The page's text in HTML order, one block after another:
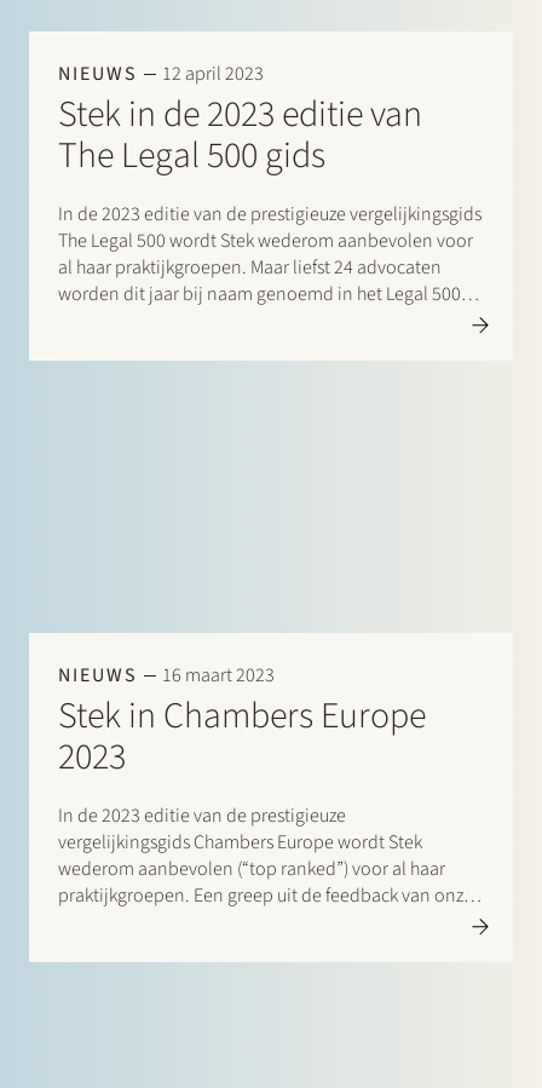
NIEUWS 12 april 2023
Stek in de 2023 editie van
The Legal 500 gids
In de 2023 editie van de prestigieuze vergelijkingsgids
The Legal 500 wordt Stek wederom aanbevolen voor
al haar praktijkgroepen. Maar liefst 24 advocaten
worden dit jaar bij naam genoemd in het Legal 500
NIEUWS 16 maart 2023
Stek in Chambers Europe
2023
In de 2023 editie van de prestigieuze
vergelijkingsgids Chambers Europe wordt Stek
wederom aanbevolen (“top ranked”) voor al haar
praktijkgroepen. Een greep uit de feedback van onze
cliënten en vakgenoten: “The service level and quality